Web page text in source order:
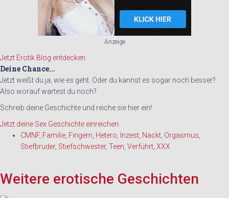
Anzeige
Jetzt Erotik Blog entdecken
Deine Chance...
Jetzt weißt du ja, wie es geht. Oder du kannst es sogar noch besser?
Also worauf wartest du noch?
Schreib deine Geschichte und reiche sie hier ein!
Jetzt deine Sex Geschichte einreichen
CMNF, Familie Fingern Hetero Inzest Nackt Orgasmus
Stiefbruder, Stiefschwester, Teen Verführt XXX
Weitere erotische Geschichten